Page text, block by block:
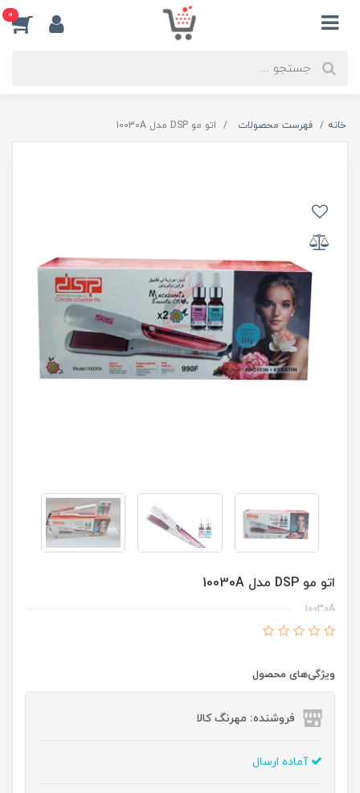
0
خانه فهرست محصولات اتو مو DSP مدل 10030A
اتو مو DSP مدل 10030A
10030A
ویژگی‌های محصول
فروشنده: مهرنگ کالا
آماده ارسال